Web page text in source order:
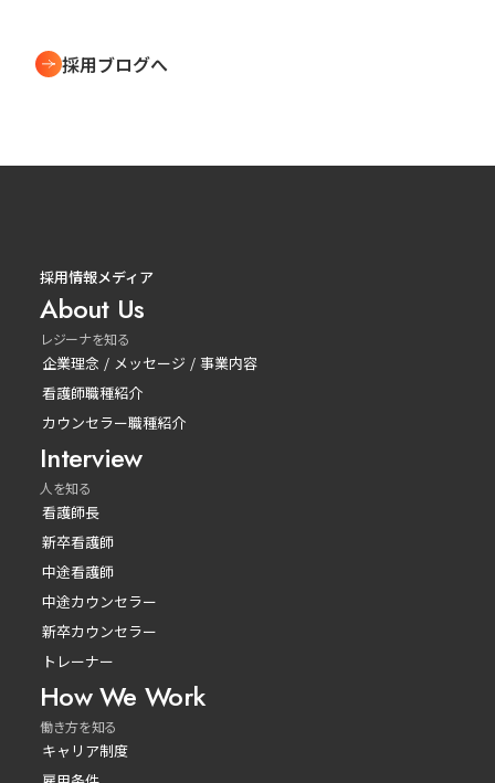
採用ブログへ
採用情報メディア
About Us
レジーナを知る
企業理念 / メッセージ / 事業内容
看護師職種紹介
カウンセラー職種紹介
Interview
人を知る
看護師長
新卒看護師
中途看護師
中途カウンセラー
新卒カウンセラー
トレーナー
How We Work
働き方を知る
キャリア制度